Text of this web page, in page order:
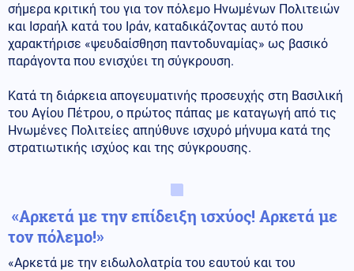
σήμερα κριτική του για τον πόλεμο Ηνωμένων Πολιτειών
και Ισραήλ κατά του Ιράν, καταδικάζοντας αυτό που
χαρακτήρισε «ψευδαίσθηση παντοδυναμίας» ως βασικό
παράγοντα που ενισχύει τη σύγκρουση.
Κατά τη διάρκεια απογευματινής προσευχής στη Βασιλική
του Αγίου Πέτρου, ο πρώτος πάπας με καταγωγή από τις
Ηνωμένες Πολιτείες απηύθυνε ισχυρό μήνυμα κατά της
στρατιωτικής ισχύος και της σύγκρουσης.
«Αρκετά με την επίδειξη ισχύος! Αρκετά με
τον πόλεμο!»
«Αρκετά με την ειδωλολατρία του εαυτού και του